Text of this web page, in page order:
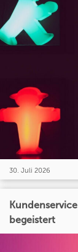
30. Juli 2026
begeistert